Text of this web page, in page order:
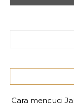
Cara mencuci